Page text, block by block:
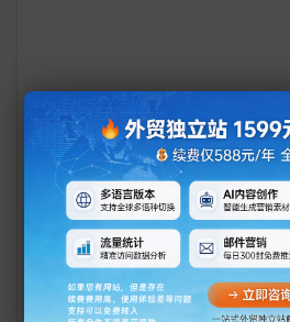
Tracy Yao
86-22-67113866